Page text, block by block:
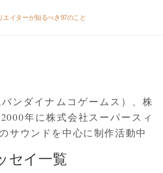
エイターが知るべき97のこと
ンダイナムコゲームス）、株
年に株式会社スーパースィ
サウンドを中心に制作活動中
セイ一覧